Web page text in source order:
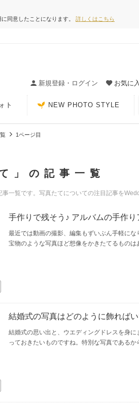
同意したことになります。 詳しくはこちら
新規登録・ログイン
お気に
ト NEW PHOTO STYLE
1ページ目
」の記事一覧
事一覧です。写真たてについての注目記事を
手作りで残そう♪ アルバムの手作り
最近では動画の撮影、編集もずいぶん手軽に
宝物のような写真ほど想像をかきたてるもの
結婚式の写真はどのように飾ればい
結婚式の思い出と、ウエディングドレスを身
っておきたいものですね。特別な写真である